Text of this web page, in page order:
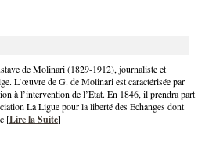
de Molinari (1829-1912), journaliste et
L’œuvre de G. de Molinari est caractérisée par
à l’intervention de l’Etat. En 1846, il prendra part
La Ligue pour la liberté des Echanges dont
[Lire la Suite]